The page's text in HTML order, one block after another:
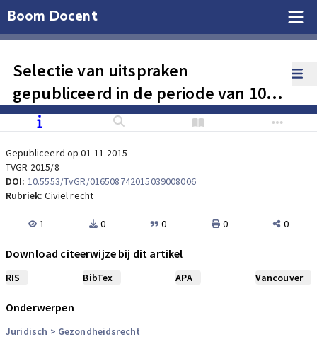
Boom Docent
Selectie van uitspraken
gepubliceerd in de periode van 10
september 2015 tot 13 november
2015
Gepubliceerd op 01-11-2015
TVGR 2015/8
DOI: 10.5553/TvGR/016508742015039008006
Rubriek:Civiel recht
1 0 0 0 0
Download citeerwijze bij dit artikel
RIS BibTex APA Vancouver
Onderwerpen
Juridisch > Gezondheidsrecht